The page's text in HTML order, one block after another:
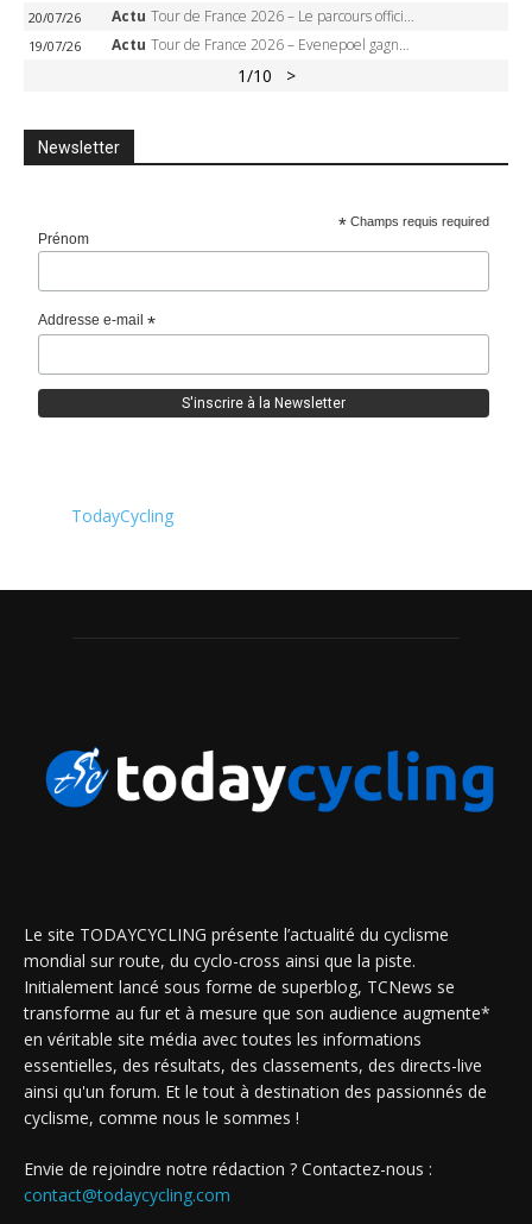
20/07/26 Actu Tour de France 2026 – Le parcours officiel complet : 21 étapes, profils, carte et dates
19/07/26 Actu Tour de France 2026 – Evenepoel gagne à Solaison, Vingegaard abandonne, Pogacar toujours en jaune
1/10 >
Newsletter
* Champs requis required
Prénom
Addresse e-mail*
TodayCycling
Le site TODAYCYCLING présente l’actualité du cyclisme
mondial sur route, du cyclo-cross ainsi que la piste.
Initialement lancé sous forme de superblog, TCNews se
transforme au fur et à mesure que son audience augmente*
en véritable site média avec toutes les informations
essentielles, des résultats, des classements, des directs-live
ainsi qu'un forum. Et le tout à destination des passionnés de
cyclisme, comme nous le sommes !
Envie de rejoindre notre rédaction ? Contactez-nous :
contact@todaycycling.com